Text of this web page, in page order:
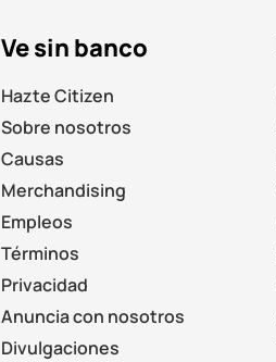
Ve sin banco
Hazte Citizen
Sobre nosotros
Causas
Merchandising
Empleos
Términos
Privacidad
Anuncia con nosotros
Divulgaciones